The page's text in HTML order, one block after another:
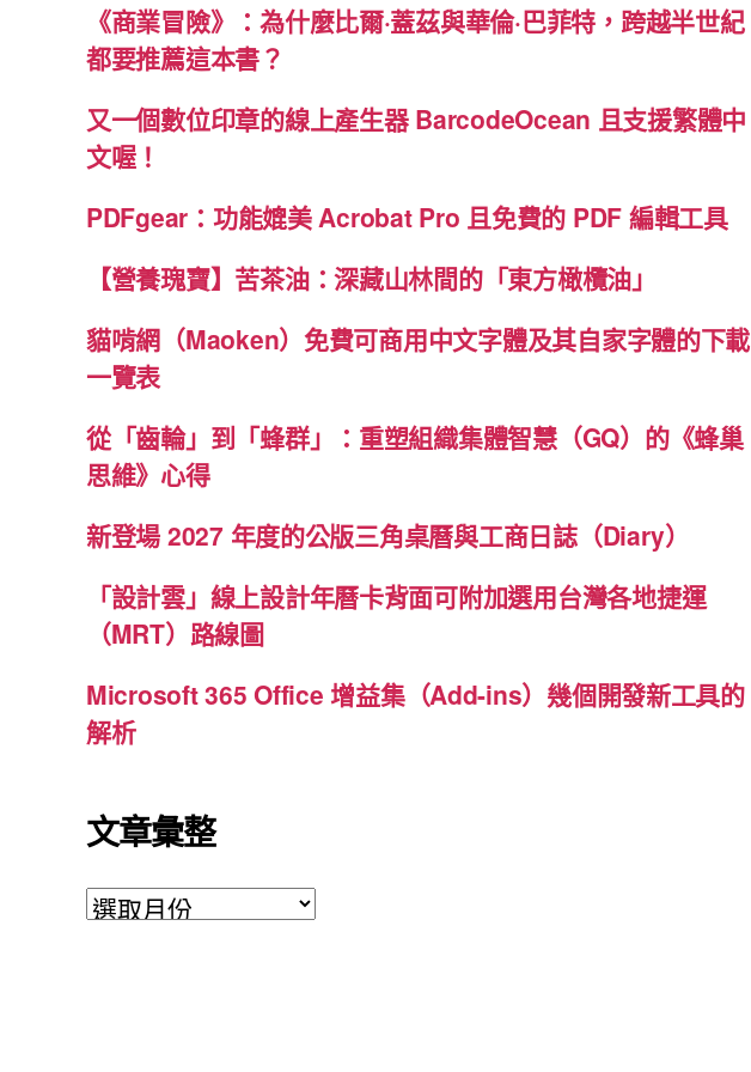
《商業冒險》：為什麼比爾·蓋茲與華倫·巴菲特，跨越半世紀
都要推薦這本書？
又一個數位印章的線上產生器 BarcodeOcean 且支援繁體中
文喔！
PDFgear：功能媲美 Acrobat Pro 且免費的 PDF 編輯工具
【營養瑰寶】苦茶油：深藏山林間的「東方橄欖油」
貓啃網（Maoken）免費可商用中文字體及其自家字體的下載
一覽表
從「齒輪」到「蜂群」：重塑組織集體智慧（GQ）的《蜂巢
思維》心得
新登場 2027 年度的公版三角桌曆與工商日誌（Diary）
「設計雲」線上設計年曆卡背面可附加選用台灣各地捷運
（MRT）路線圖
Microsoft 365 Office 增益集（Add-ins）幾個開發新工具的
解析
文章彙整
文